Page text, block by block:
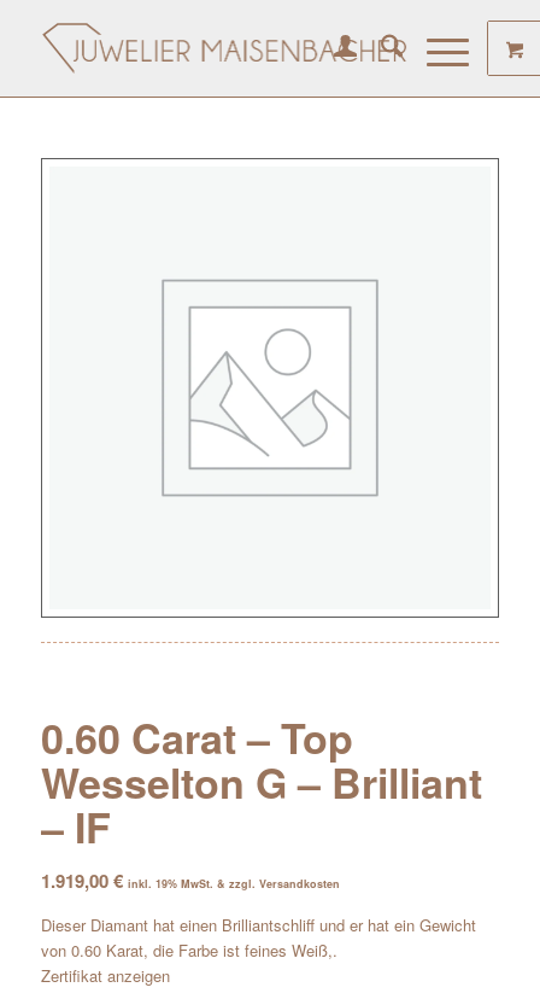
0.60 Carat – Top
Wesselton G – Brilliant
– IF
1.919,00€ inkl. 19% MwSt. & zzgl. Versandkosten
Dieser Diamant hat einen Brilliantschliff und er hat ein Gewicht
von 0.60 Karat, die Farbe ist feines Weiß,.
Zertifikat anzeigen